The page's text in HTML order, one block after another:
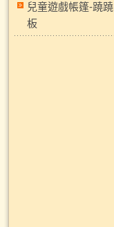
兒童遊戲帳篷-蹺蹺
板